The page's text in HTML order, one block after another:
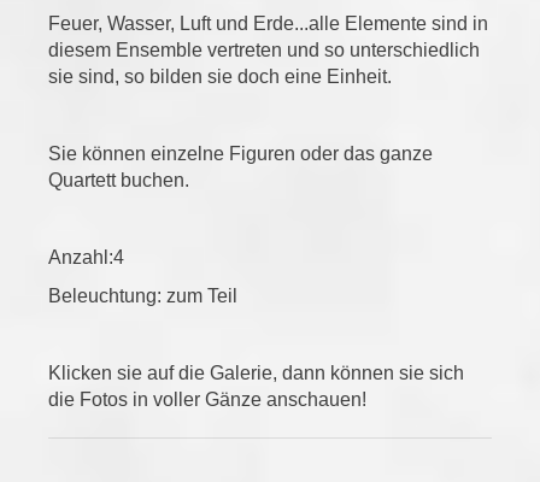
Feuer, Wasser, Luft und Erde...alle Elemente sind in
diesem Ensemble vertreten und so unterschiedlich
sie sind, so bilden sie doch eine Einheit.
Sie können einzelne Figuren oder das ganze
Quartett buchen.
Anzahl:4
Beleuchtung: zum Teil
Klicken sie auf die Galerie, dann können sie sich
die Fotos in voller Gänze anschauen!